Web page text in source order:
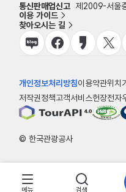
통신판매업신고 제2009-서울
이용 가이드
찾아오시는 길
개인정보처리방침이용약관위치
저작권정책고객서비스헌장전자
© 한국관광공사
메뉴 검색